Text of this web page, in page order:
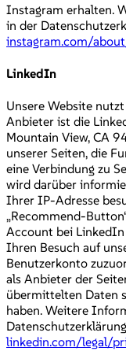
Instagram erhalten.
in der
instagram.com/
LinkedIn
Unsere Website
Anbieter ist die
Mountain View, CA
unserer Seiten, die
eine Verbindung zu
wird darüber
Ihrer IP-Adresse
„Recommend-
Account bei
Ihren Besuch auf
Benutzerkonto
als Anbieter der
übermittelten Daten
haben. Weitere
linkedin.com/legal/